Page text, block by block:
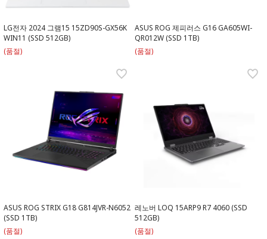
LG전자 2024 그램15 15ZD90S-GX56K
WIN11 (SSD 512GB)
(품절)
ASUS ROG 제피러스 G16 GA605WI-
QR012W (SSD 1TB)
(품절)
ASUS ROG STRIX G18 G814JVR-N6052
(SSD 1TB)
(품절)
레노버 LOQ 15ARP9 R7 4060 (SSD
512GB)
(품절)